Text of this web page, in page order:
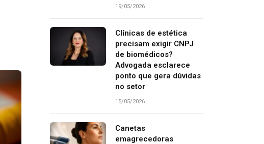
19/05/2026
Clínicas de estética
precisam exigir CNPJ
de biomédicos?
Advogada esclarece
ponto que gera dúvidas
no setor
15/05/2026
Canetas
emagrecedoras